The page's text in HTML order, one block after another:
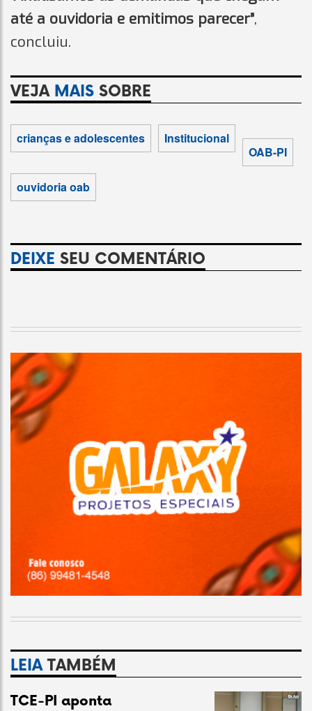
até a ouvidoria e emitimos parecer”,
concluiu.
VEJA MAIS SOBRE
crianças e adolescentes
Institucional
OAB-PI
ouvidoria oab
DEIXE SEU COMENTÁRIO
LEIATAMBÉM
TCE-PI aponta